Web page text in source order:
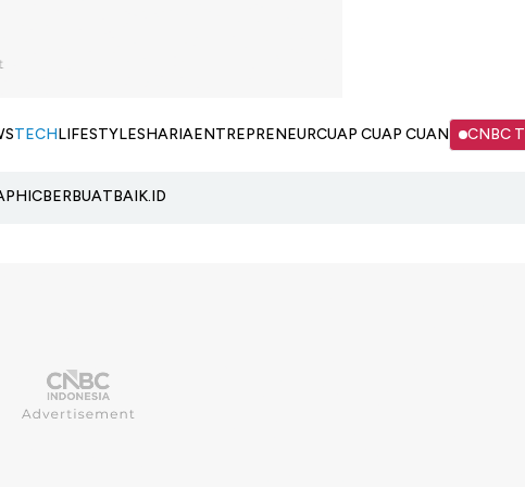
TECHLIFESTYLESHARIAENTREPRENEURCUAP CUAP CUAN CNBC
BERBUATBAIK.ID